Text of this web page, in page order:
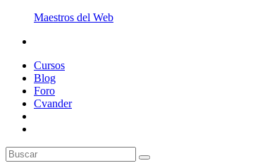
Maestros del Web
Cursos
Blog
Foro
Cvander